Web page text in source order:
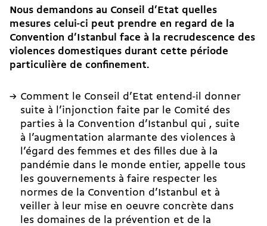
Nous demandons au Conseil d’Etat quelles
mesures celui-ci peut prendre en regard de la
Convention d’Istanbul face à la recrudescence des
violences domestiques durant cette période
particulière de confinement.
Comment le Conseil d’Etat entend-il donner
suite à l’injonction faite par le Comité des
parties à la Convention d’Istanbul qui , suite
à l’augmentation alarmante des violences à
l’égard des femmes et des filles due à la
pandémie dans le monde entier, appelle tous
les gouvernements à faire respecter les
normes de la Convention d’Istanbul et à
veiller à leur mise en oeuvre concrète dans
les domaines de la prévention et de la